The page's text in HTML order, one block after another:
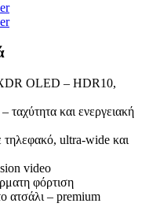
OLED – HDR10,
και ενεργειακή
ultra-wide και
video
φόρτιση
ατσάλι – premium